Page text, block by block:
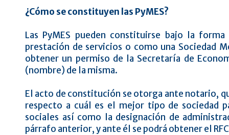
¿Cómo se constituyen las PyMES?
Las PyMES pueden constituirse bajo la
prestación de servicios o como una Sociedad
obtener un permiso de la Secretaría de
(nombre) de la misma.
El acto de constitución se otorga ante notario,
respecto a cuál es el mejor tipo de sociedad
sociales así como la designación de
párrafo anterior, y ante él se podrá obtener el